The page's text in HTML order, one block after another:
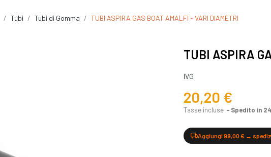
Tubi Tubi di Gomma TUBI ASPIRA GAS BOAT AMALFI - VARI DIAMETRI
TUBI ASPIRA
IVG
20,20 €
Tasse incluse Spedito in
Aggiungi 99,00 € →